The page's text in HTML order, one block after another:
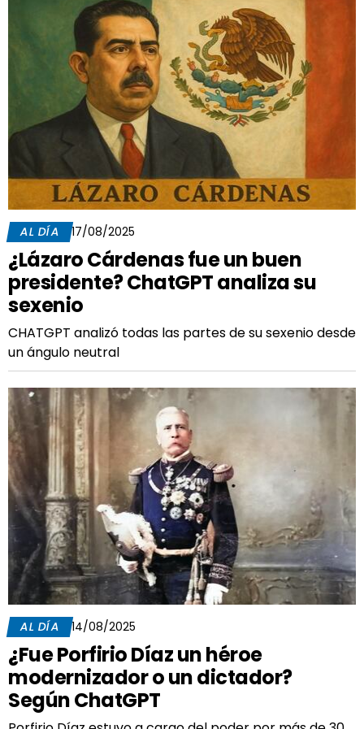
AL DÍA 17/08/2025
¿Lázaro Cárdenas fue un buen
presidente? ChatGPT analiza su
sexenio
CHATGPT analizó todas las partes de su sexenio desde
un ángulo neutral
AL DÍA 14/08/2025
¿Fue Porfirio Díaz un héroe
modernizador o un dictador?
Según ChatGPT